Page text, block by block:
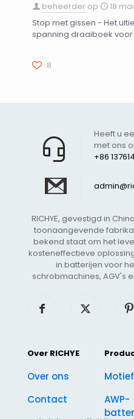
beheerder op
18
Stop met gissen - Het
spanning draaiboek
8
+86
Heeft u
met ons
RICHYE, gevestigd in
toonaangevende
bekend staat om het
kosteneffectieve
in batterijen voor
schrobmachines, AGV's
Over RICHYE
Over ons
Contact
AWP-